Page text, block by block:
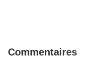
Commentaires